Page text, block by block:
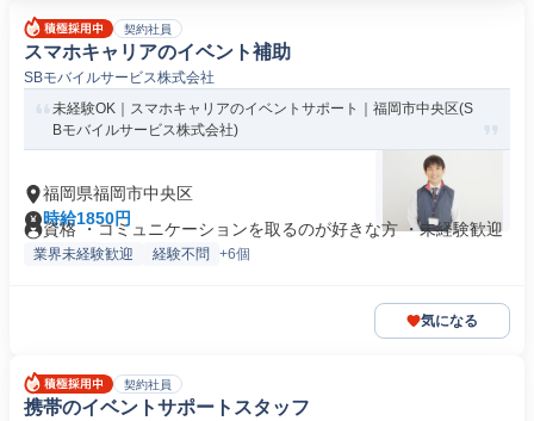
契約社員
スマホキャリアのイベント補助
SBモバイルサービス株式会社
未経験OK｜スマホキャリアのイベントサポート｜福岡市中央区(S
Bモバイルサービス株式会社)
福岡県福岡市中央区
時給1850円
資格 ・コミュニケーションを取るのが好きな方 ・未経験歓迎
業界未経験歓迎 経験不問 +6個
気になる
契約社員
携帯のイベントサポートスタッフ